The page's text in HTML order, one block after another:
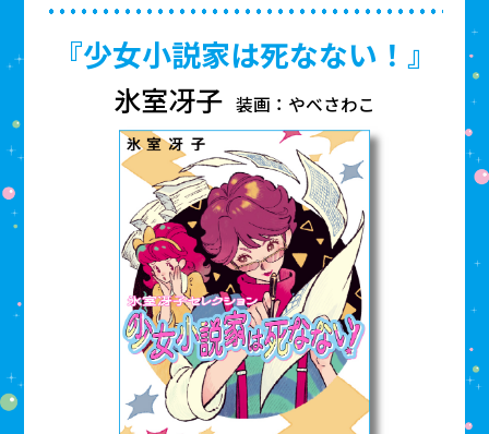
『少女小説家は死なない！』
氷室冴子 装画：やべさわこ